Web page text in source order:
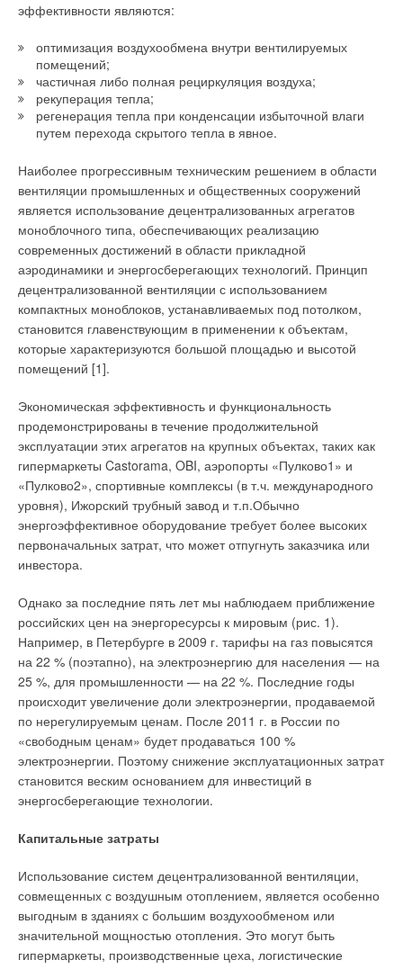
эффективности являются:
оптимизация воздухообмена внутри вентилируемых
помещений;
частичная либо полная рециркуляция воздуха;
рекуперация тепла;
регенерация тепла при конденсации избыточной влаги
путем перехода скрытого тепла в явное.
Наиболее прогрессивным техническим решением в области
вентиляции промышленных и общественных сооружений
является использование децентрализованных агрегатов
моноблочного типа, обеспечивающих реализацию
современных достижений в области прикладной
аэродинамики и энергосберегающих технологий. Принцип
децентрализованной вентиляции с использованием
компактных моноблоков, устанавливаемых под потолком,
становится главенствующим в применении к объектам,
которые характеризуются большой площадью и высотой
помещений [1].
Экономическая эффективность и функциональность
продемонстрированы в течение продолжительной
эксплуатации этих агрегатов на крупных объектах, таких как
гипермаркеты Castorama, OBI, аэропорты «Пулково1» и
«Пулково2», спортивные комплексы (в т.ч. международного
уровня), Ижорский трубный завод и т.п.Обычно
энергоэффективное оборудование требует более высоких
первоначальных затрат, что может отпугнуть заказчика или
инвестора.
Однако за последние пять лет мы наблюдаем приближение
российских цен на энергоресурсы к мировым (рис. 1).
Например, в Петербурге в 2009 г. тарифы на газ повысятся
на 22 % (поэтапно), на электроэнергию для населения — на
25 %, для промышленности — на 22 %. Последние годы
происходит увеличение доли электроэнергии, продаваемой
по нерегулируемым ценам. После 2011 г. в России по
«свободным ценам» будет продаваться 100 %
электроэнергии. Поэтому снижение эксплуатационных затрат
становится веским основанием для инвестиций в
энергосберегающие технологии.
Капитальные затраты
Использование систем децентрализованной вентиляции,
совмещенных с воздушным отоплением, является особенно
выгодным в зданиях с большим воздухообменом или
значительной мощностью отопления. Это могут быть
гипермаркеты, производственные цеха, логистические
бездумно. Затраты на энергопотребление, какими бы
здоровья людей и производительности их труда.
Поэтому качеству воздуха и другим показателям комфорта
уделяется приоритетное внимание. Это сотрудники I BT
учитывают при автоматизации систем жизнеобеспечения
назначения: школ и больниц. Мы поможем сохранить
здоровье людей и сократим лишние расходы!
Знаете ли вы, что…
…что по сравнению с другими зданиями гостиницы
потребляют больше энергии для своих нужд. Экономия
энергии в гостиницах выходит на первый план. Однако очень
трудно совместить экономию с поддержанием комфортных
условий для гостей. Комфортные условия в номере очень
индивидуальны. Удовлетворенность гостя определяется тем,
оплачивая счет: вернуться сюда опять или нет!
Не будет гостей — не будет гостиницы! Для гостя
необходимо поддерживать температурный комфорт,
качество воздуха, освещенность номера, ощущение
безопасности и т.д. Наиболее эффективный способ
экономии энергии в номерах — это использовать ее только
по мере необходимости: гость в номере — максимально
комфортные условия, гость отсутствует — автоматическое
Необходимо также проводить предварительную подготовку
комфортных условий перед заездом. Кроме номеров в
гостинице имеются другие помещения, в которых
потребляется большое количество электрической и тепловой
энергии. Как за всем уследить, всех удовлетворить, да еще
умудриться снизить энергопотребление? Департамент I BT
имеет специальное решение для гостиниц — Hotel Solution,
которое совместно с системой автоматизации зданий Desigo
решает все проблемы.
содержание гостиниц, сократить потребление энергии, и
Знаете ли вы, что…
…в системах централизованного теплоснабжения теряется
большое количество тепла при его распределении по